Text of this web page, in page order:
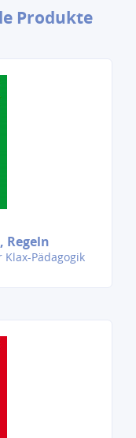
Produkte
Regeln
Pädagogik